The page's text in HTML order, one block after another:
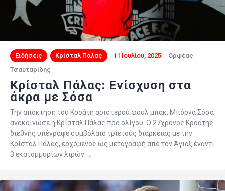
Ειδήσεις Κρίσταλ Πάλας 11 Ιουλίου, 2025
Ορφέας
Τσαυταρίδης
Κρίσταλ Πάλας: Ενίσχυση στα
άκρα με Σόσα
Την απόκτηση του Κροάτη αριστερού φουλ μπακ, Μπόρνα Σόσα
ανακοίνωσε η Κρίσταλ Πάλας προ ολίγου. Ο 27χρονος Κροάτης
διεθνής υπέγραψε συμβόλαιο τριετούς διάρκειας με την
Κρίσταλ Πάλας, ερχόμενος ως μεταγραφή από τον Άγιαξ έναντι
3 εκατομμυρίων λιρών. …